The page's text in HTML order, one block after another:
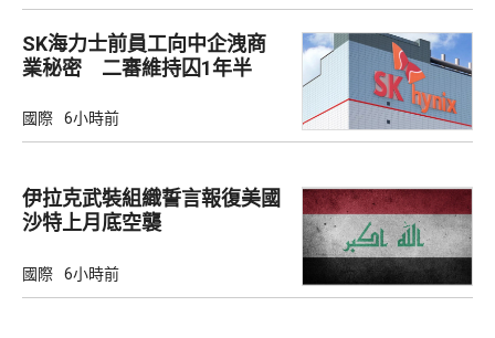
SK海力士前員工向中企洩商
業秘密 二審維持囚1年半
國際 6小時前
伊拉克武裝組織誓言報復美國
沙特上月底空襲
國際 6小時前